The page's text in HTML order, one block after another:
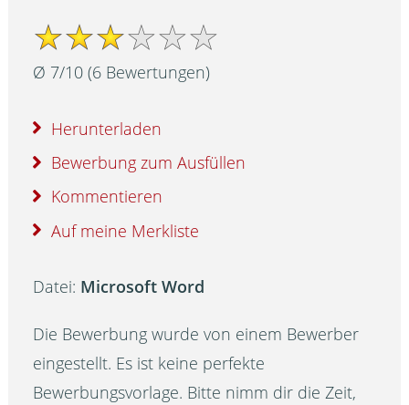
Ø 7/10 (6 Bewertungen)
Herunterladen
Bewerbung zum Ausfüllen
Kommentieren
Auf meine Merkliste
Datei: Microsoft Word
Die Bewerbung wurde von einem Bewerber
eingestellt. Es ist keine perfekte
Bewerbungsvorlage. Bitte nimm dir die Zeit,